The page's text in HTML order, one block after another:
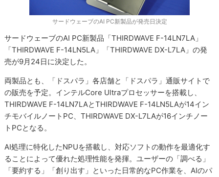
サードウェーブのAI PC新製品が発売日決定
サードウェーブのAI PC新製品「THIRDWAVE F-14LN7LA」
「THIRDWAVE F-14LN5LA」「THIRDWAVE DX-L7LA」の発
売が9月24日に決定した。
両製品とも、「ドスパラ」各店舗と「ドスパラ」通販サイトで
の販売を予定。インテルCore Ultraプロセッサーを搭載し、
THIRDWAVE F-14LN7LAとTHIRDWAVE F-14LN5LAが14イン
チモバイルノートPC、THIRDWAVE DX-L7LAが16インチノー
トPCとなる。
AI処理に特化したNPUを搭載し、対応ソフトの動作を最適化す
ることによって優れた処理性能を発揮。ユーザーの「調べる」
「要約する」「創り出す」といった日常的なPC作業を、AIのパ